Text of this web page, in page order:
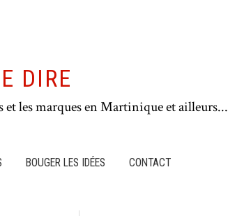
DIRE
et les marques en Martinique et ailleurs...
BOUGER LES IDÉES CONTACT